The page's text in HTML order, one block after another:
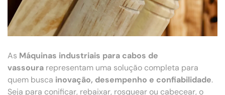
As Máquinas industriais para cabos de
vassoura representam uma solução completa para
quem busca inovação, desempenho e confiabilidade.
Seja para conificar, rebaixar, rosquear ou cabecear, o